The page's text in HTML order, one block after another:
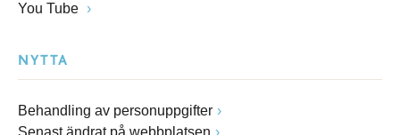
You Tube
NYTTA
Behandling av personuppgifter
Senast ändrat på webbplatsen